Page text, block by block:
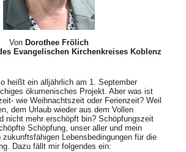
Von Dorothee Frölich
Evangelischen Kirchenkreises Koblenz
heißt ein alljährlich am 1. September
ökumenisches Projekt. Aber was ist
wie Weihnachtszeit oder Ferienzeit? Weil
dem Urlaub wieder aus dem Vollen
nicht mehr erschöpft bin? Schöpfungszeit
Schöpfung, unser aller und mein
Lebensbedingungen für die
Dazu fällt mir folgendes ein: